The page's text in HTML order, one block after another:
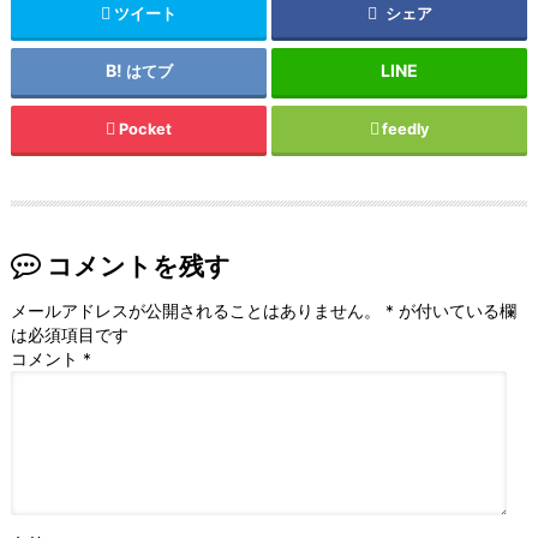
ツイート シェア
はてブ
Pocket feedly
コメントを残す
メールアドレスが公開されることはありません。 * が付いている欄
は必須項目です
コメント *